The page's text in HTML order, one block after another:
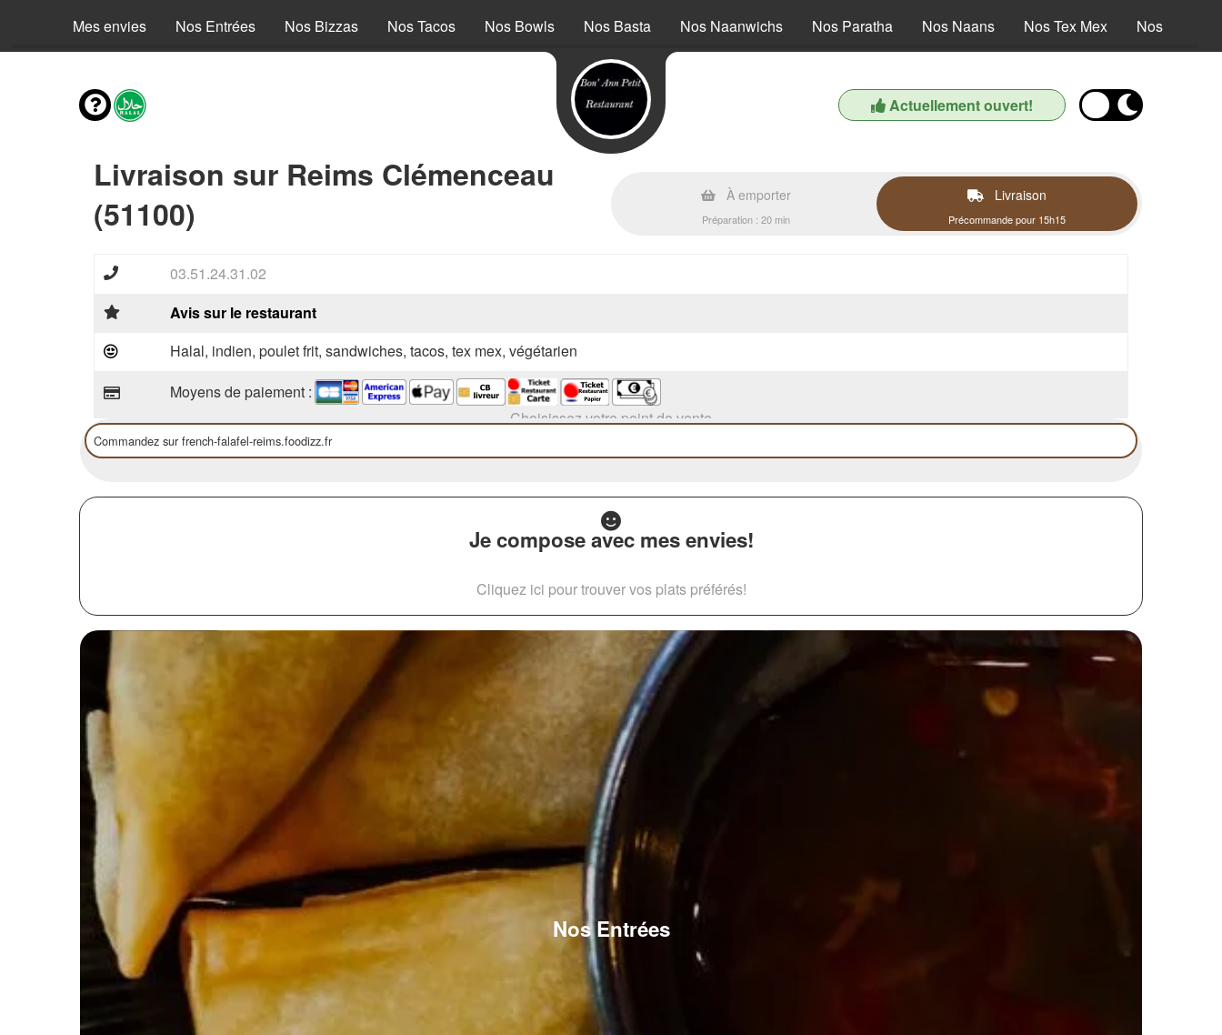
Mes envies Nos Entrées Nos Bizzas Nos Tacos Nos Bowls Nos Basta Nos Naanwichs Nos Paratha Nos Naans Nos Tex Mex Nos
Actuellement ouvert!
Livraison sur Reims Clémenceau
(51100)
À emporter
Préparation : 20 min
Livraison
Précommande pour 15h15
03.51.24.31.02
Avis sur le restaurant
Halal, indien, poulet frit, sandwiches, tacos, tex mex, végétarien
Moyens de paiement :
Choisissez votre point de vente
Je compose avec mes envies!
Cliquez ici pour trouver vos plats préférés!
Nos Entrées